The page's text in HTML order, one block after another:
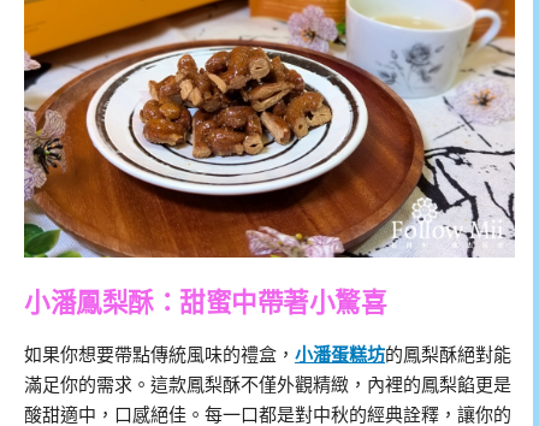
小潘鳳梨酥：甜蜜中帶著小驚喜
如果你想要帶點傳統風味的禮盒， 小潘蛋糕坊的鳳梨酥絕對能
滿足你的需求。這款鳳梨酥不僅外觀精緻，內裡的鳳梨餡更是
酸甜適中，口感絕佳。每一口都是對中秋的經典詮釋，讓你的